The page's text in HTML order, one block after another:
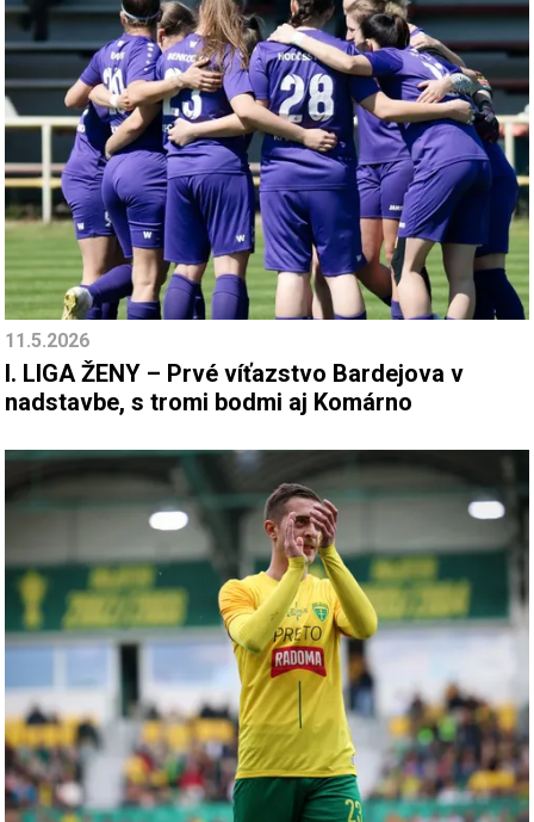
11.5.2026
I. LIGA ŽENY – Prvé víťazstvo Bardejova v
nadstavbe, s tromi bodmi aj Komárno